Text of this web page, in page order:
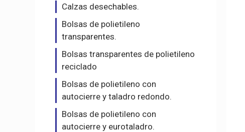
Calzas desechables.
Bolsas de polietileno
transparentes.
Bolsas transparentes de polietileno
reciclado
Bolsas de polietileno con
autocierre y taladro redondo.
Bolsas de polietileno con
autocierre y eurotaladro.